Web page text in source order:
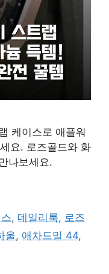
케이스로 애플워
요. 로즈골드와 화
나보세요.
,데일리룩, 로즈
울, 애차드밀 44,